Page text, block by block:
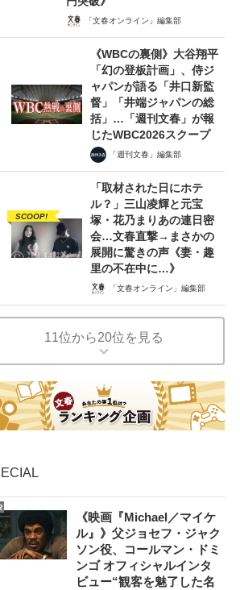
「文春オンライン」編集部
《WBCの裏側》大谷翔平
「幻の登板計画」、侍ジ
ャパンが語る「井口新監
督」「井端ジャパンの総
括」…「週刊文春」が報
じたWBC2026スクープ
「週刊文春」編集部
SCOOP!
「取材された日にホテ
ル？」三山凌輝と元宝
塚・花乃まりあの連日密
会…文春直撃→まさかの
展開に驚きの声《妻・趣
里の不在中に…》
「文春オンライン」編集部
11位から20位を見る
《映画『Michael／マイケ
ル』》父ジョセフ・ジャク
ソン役、コールマン・ドミ
ンゴ オフィシャルインタ
ビュー“観客を魅了した名